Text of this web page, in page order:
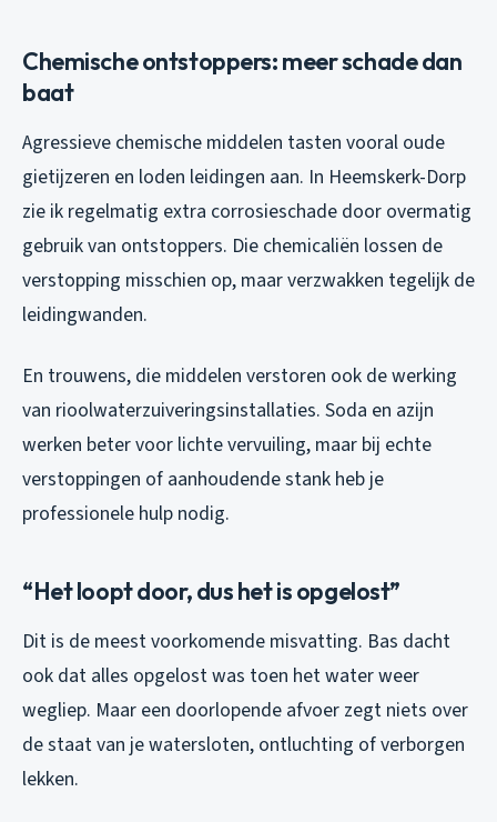
Chemische ontstoppers: meer schade dan
baat
Agressieve chemische middelen tasten vooral oude
gietijzeren en loden leidingen aan. In Heemskerk-Dorp
zie ik regelmatig extra corrosieschade door overmatig
gebruik van ontstoppers. Die chemicaliën lossen de
verstopping misschien op, maar verzwakken tegelijk de
leidingwanden.
En trouwens, die middelen verstoren ook de werking
van rioolwaterzuiveringsinstallaties. Soda en azijn
werken beter voor lichte vervuiling, maar bij echte
verstoppingen of aanhoudende stank heb je
professionele hulp nodig.
“Het loopt door, dus het is opgelost”
Dit is de meest voorkomende misvatting. Bas dacht
ook dat alles opgelost was toen het water weer
wegliep. Maar een doorlopende afvoer zegt niets over
de staat van je watersloten, ontluchting of verborgen
lekken.